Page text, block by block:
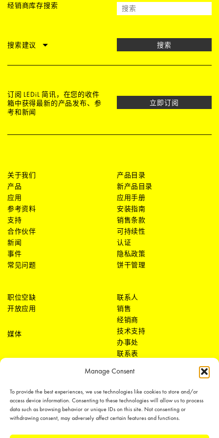
Manage Consent
To provide the best experiences, we use technologies like cookies to store and/or
access device information. Consenting to these technologies will allow us to process
data such as browsing behavior or unique IDs on this site. Not consenting or
withdrawing consent, may adversely affect certain features and functions.
经销商库存搜索
搜索建议 搜索
订阅 LEDiL 简讯，在您的收件
箱中获得最新的产品发布、参
考和新闻
立即订阅
关于我们
产品
应用
参考资料
支持
合作伙伴
新闻
事件
常见问题
产品目录
新产品目录
应用手册
安装指南
销售条款
可持续性
认证
隐私政策
饼干管理
职位空缺
开放应用
媒体
联系人
销售
经销商
技术支持
办事处
联系表
LEDiL Group